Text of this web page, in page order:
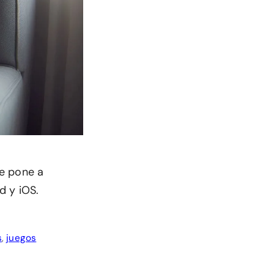
pone a
y iOS.
, juegos